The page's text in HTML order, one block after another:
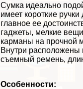
Сумка идеально
имеет короткие
главное ее
гаджеты, мелкие
карманы на прочной
Внутри расположены
съемный ремень,
Особенности: